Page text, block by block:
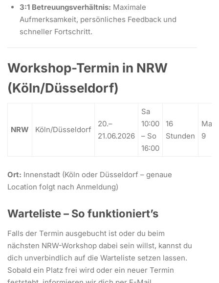
3:1 Betreuungsverhältnis: Maximale
Aufmerksamkeit, persönliches Feedback und
schneller Fortschritt.
Workshop-Termin in NRW
(Köln/Düsseldorf)
NRW Köln/Düsseldorf
20.–
21.06.2026
Sa
10:00
– So
16:00
16
Stunden
Max.
9
Ort: Innenstadt (Köln oder Düsseldorf – genaue
Location folgt nach Anmeldung)
Warteliste – So funktioniert’s
Falls der Termin ausgebucht ist oder du beim
nächsten NRW-Workshop dabei sein willst, kannst du
dich unverbindlich auf die Warteliste setzen lassen.
Sobald ein Platz frei wird oder ein neuer Termin